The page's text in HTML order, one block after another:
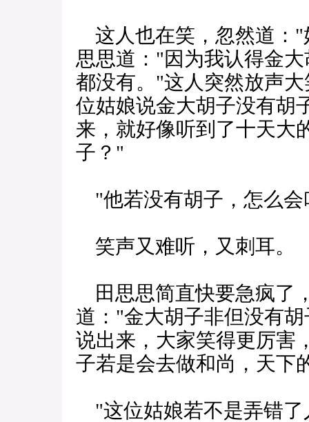
这人也在笑，忽然道："
思思道："因为我认得金
都没有。"这人突然放声
位姑娘说金大胡子没有胡
来，就好像听到了十天大
子？"
"他若没有胡子，怎么会
笑声又难听，又刺耳。
田思思简直快要急疯了
道："金大胡子非但没有
说出来，大家笑得更厉害
子若是会去做和尚，天下
"这位姑娘若不是弄错了